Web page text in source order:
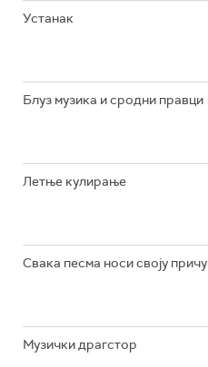
Устанак
Блуз музика и сродни правци
Летње кулирање
Свака песма носи своју причу
Музички драгстор